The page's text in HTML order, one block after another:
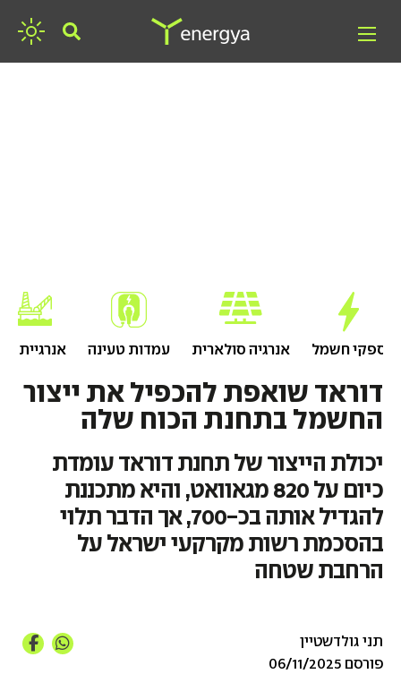
ספקי חשמל אנרגיה סולארית עמדות טעינה אנרגיית גז
דוראד שואפת להכפיל את ייצור
החשמל בתחנת הכוח שלה
יכולת הייצור של תחנת דוראד עומדת
כיום על 820 מגאוואט, והיא מתכננת
להגדיל אותה בכ-700, אך הדבר תלוי
בהסכמת רשות מקרקעי ישראל על
הרחבת שטחה
תני גולדשטיין
פורסם 06/11/2025